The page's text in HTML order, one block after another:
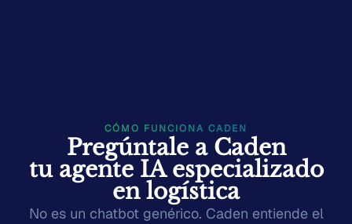
CÓMO FUNCIONA CADEN
Pregúntale a Caden
tu agente IA especializado
en logística
No es un chatbot genérico. Caden entiende el